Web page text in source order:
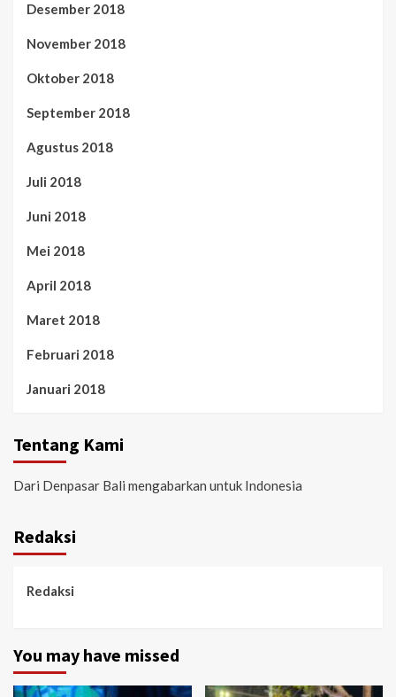
Desember 2018
November 2018
Oktober 2018
September 2018
Agustus 2018
Juli 2018
Juni 2018
Mei 2018
April 2018
Maret 2018
Februari 2018
Januari 2018
Tentang Kami
Dari Denpasar Bali mengabarkan untuk Indonesia
Redaksi
Redaksi
You may have missed